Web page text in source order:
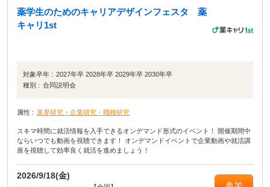
薬学生のためのキャリアデザインフェスタ 薬
キャリ1st
対象卒年 : 2027年卒 2028年卒 2029年卒 2030年卒
種別 : 合同説明会
属性 : 業界研究・企業研究・職種研究
スキマ時間に就活情報を入手できるオンデマンド形式のイベント！ 開催期間中
ならいつでも動画を視聴できます！ オンデマンドイベントで企業動画や就活講
座を視聴して効率良く就活を進めましょう！
2026/9/18(金)